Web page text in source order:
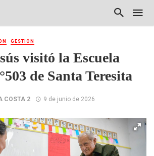
GESTIÓN
visitó la Escuela
de Santa Teresita
COSTA 2 9 de junio de 2026